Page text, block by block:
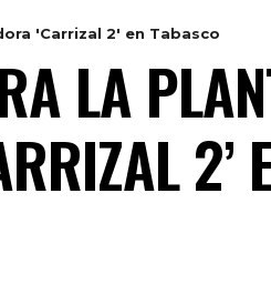
'Carrizal 2' en Tabasco
LA
2’